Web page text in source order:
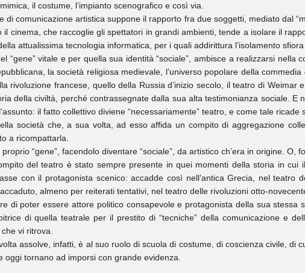
il costume, l’impianto scenografico e così via.
di comunicazione artistica suppone il rapporto fra due soggetti, mediato dal
il cinema, che raccoglie gli spettatori in grandi ambienti, tende a isolare il
attualissima tecnologia informatica, per i quali addirittura l’isolamento
“gene” vitale e per quella sua identità “sociale”, ambisce a realizzarsi nella
la società religiosa medievale, l’universo popolare della
rivoluzione francese, quello della Russia d’inizio secolo, il teatro di Weimar
della civiltà, perché contrassegnate dalla sua alta testimonianza sociale. E
il fatto collettivo diviene “necessariamente” teatro, e come tale ricade
società che, a sua volta, ad esso affida un compito di aggregazione
a ricompattarla.
“gene”, facendolo diventare “sociale”, da artistico ch’era in origine. O,
del teatro è stato sempre presente in quei momenti della storia in cui
con il protagonista scenico: accadde così nell’antica Grecia, nel teatro
almeno per reiterati tentativi, nel teatro delle rivoluzioni otto-
di poter essere attore politico consapevole e protagonista della sua stessa
di quella teatrale per il prestito di “tecniche” della comunicazione e
vi ritrova.
assolve, infatti, è al suo ruolo di scuola di costume, di coscienza civile, di
oggi tornano ad imporsi con grande evidenza.